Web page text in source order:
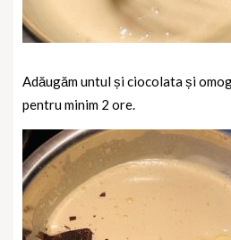
Adăugăm untul și ciocolata și
pentru minim 2 ore.